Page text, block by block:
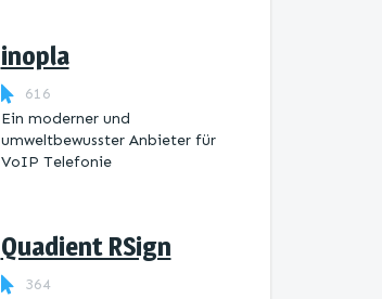
inopla
616
Ein moderner und
umweltbewusster Anbieter für
VoIP Telefonie
Quadient RSign
364